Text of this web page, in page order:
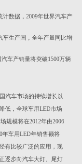
数据，2009年世界汽车产
车生产国，全年产量同比增
车产销量将突破1500万辆
汽车市场的持续增长以
低，全球车用LED市场
规模将在2012年由2006
年车用LED年销售额将
有比较广泛的应用，现
逐步向汽车大灯、尾灯